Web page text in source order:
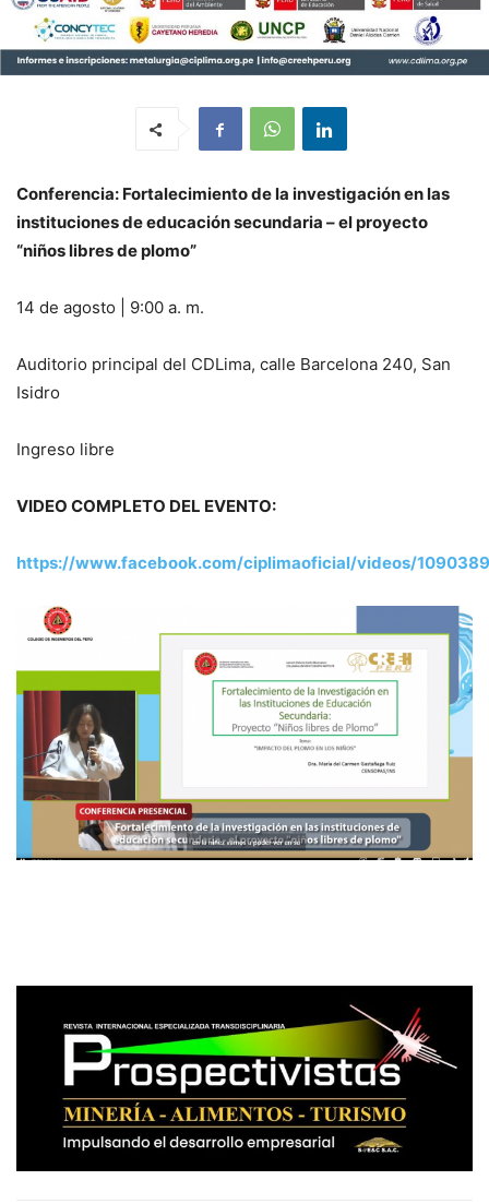
Conferencia: Fortalecimiento de la investigación en las
instituciones de educación secundaria – el proyecto
“niños libres de plomo”
14 de agosto | 9:00 a. m.
Auditorio principal del CDLima, calle Barcelona 240, San
Isidro
Ingreso libre
VIDEO COMPLETO DEL EVENTO:
https://www.facebook.com/ciplimaoficial/videos/